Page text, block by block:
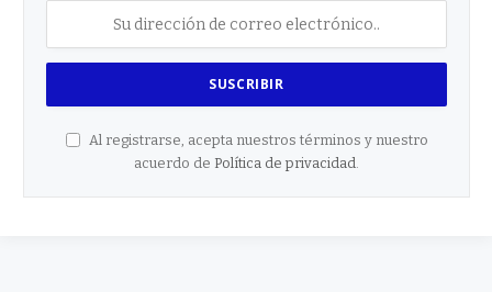
Al registrarse, acepta nuestros términos y nuestro
acuerdo de Política de privacidad.